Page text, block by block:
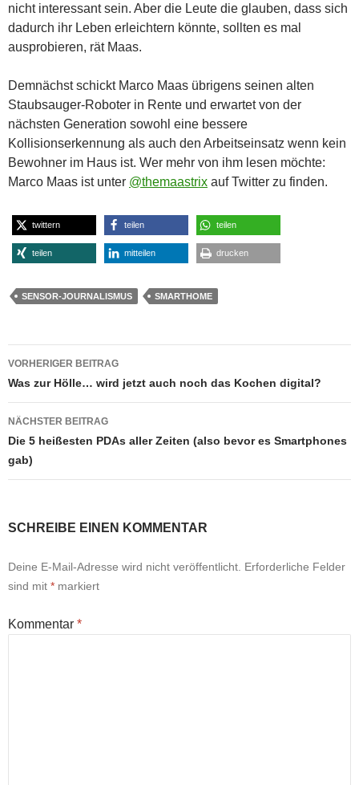
nicht interessant sein. Aber die Leute die glauben, dass sich
dadurch ihr Leben erleichtern könnte, sollten es mal
ausprobieren, rät Maas.
Demnächst schickt Marco Maas übrigens seinen alten
Staubsauger-Roboter in Rente und erwartet von der
nächsten Generation sowohl eine bessere
Kollisionserkennung als auch den Arbeitseinsatz wenn kein
Bewohner im Haus ist. Wer mehr von ihm lesen möchte:
Marco Maas ist unter @themaastrix auf Twitter zu finden.
twittern teilen teilen
teilen mitteilen drucken
SENSOR-JOURNALISMUS SMARTHOME
Beitragsnavigation
VORHERIGER BEITRAG
Was zur Hölle… wird jetzt auch noch das Kochen digital?
NÄCHSTER BEITRAG
Die 5 heißesten PDAs aller Zeiten (also bevor es Smartphones
gab)
SCHREIBE EINEN KOMMENTAR
Deine E-Mail-Adresse wird nicht veröffentlicht. Erforderliche Felder
sind mit * markiert
Kommentar *